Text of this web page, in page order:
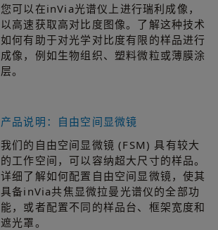
您可以在inVia光谱仪上进行瑞利成像，
以高速获取高对比度图像。了解这种技术
如何有助于对光学对比度有限的样品进行
成像，例如生物组织、塑料微粒或薄膜涂
层。
产品说明：自由空间显微镜
我们的自由空间显微镜 (FSM) 具有较大
的工作空间，可以容纳超大尺寸的样品。
详细了解如何配置自由空间显微镜，使其
具备inVia共焦显微拉曼光谱仪的全部功
能，或者配置不同的样品台、框架宽度和
遮光罩。